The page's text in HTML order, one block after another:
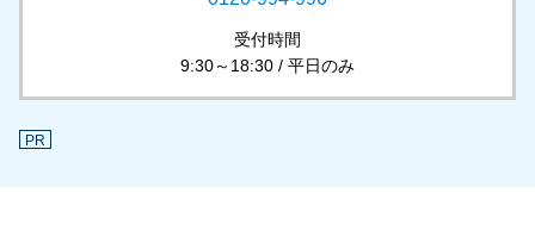
受付時間
9:30～18:30 / 平日のみ
PR